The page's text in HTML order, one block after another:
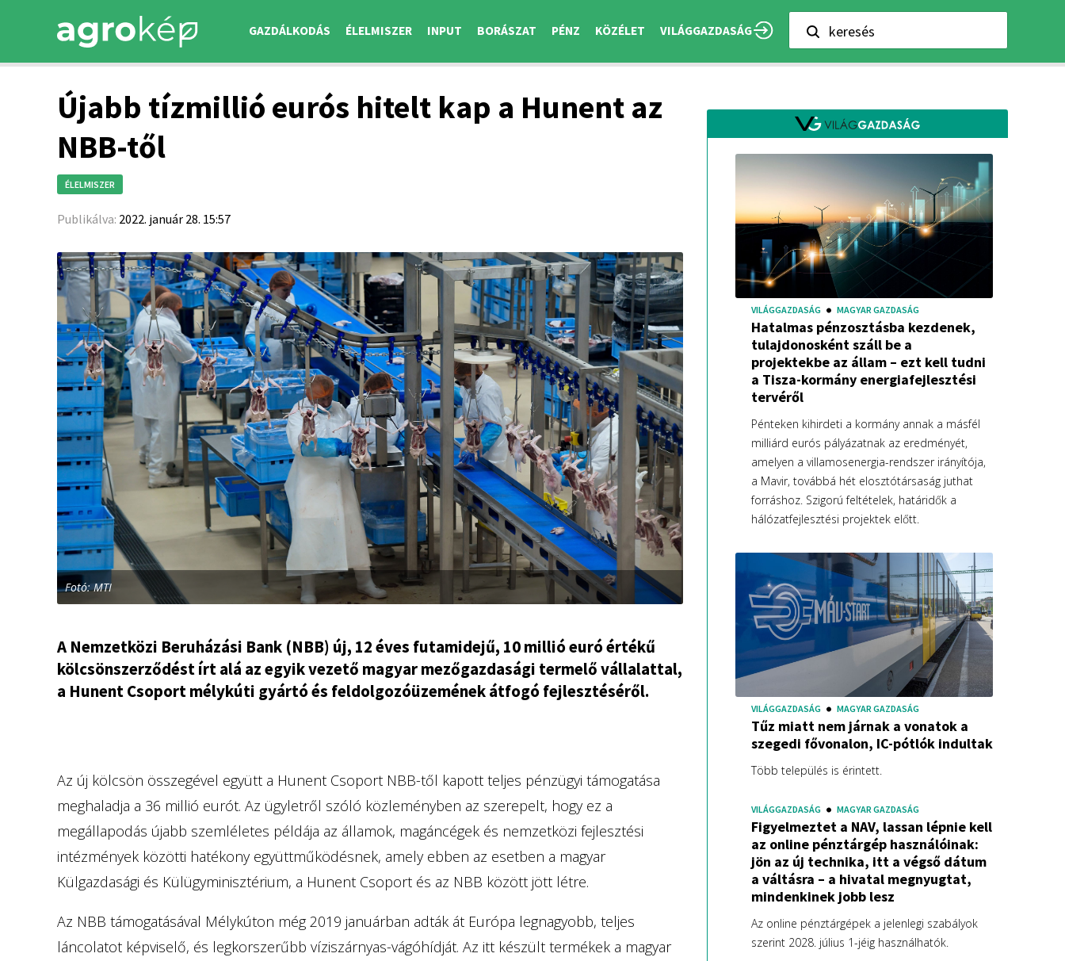
GAZDÁLKODÁS ÉLELMISZER INPUT BORÁSZAT PÉNZ KÖZÉLET VILÁGGAZDASÁG keresés
Újabb tízmillió eurós hitelt kap a Hunent az
NBB-től
ÉLELMISZER
Publikálva: 2022. január 28. 15:57
Fotó: MTI
A Nemzetközi Beruházási Bank (NBB) új, 12 éves futamidejű, 10 millió euró értékű
kölcsönszerződést írt alá az egyik vezető magyar mezőgazdasági termelő vállalattal,
a Hunent Csoport mélykúti gyártó és feldolgozóüzemének átfogó fejlesztéséről.
Az új kölcsön összegével együtt a Hunent Csoport NBB-től kapott teljes pénzügyi támogatása
meghaladja a 36 millió eurót. Az ügyletről szóló közleményben az szerepelt, hogy ez a
megállapodás újabb szemléletes példája az államok, magáncégek és nemzetközi fejlesztési
intézmények közötti hatékony együttműködésnek, amely ebben az esetben a magyar
Külgazdasági és Külügyminisztérium, a Hunent Csoport és az NBB között jött létre.
Az NBB támogatásával Mélykúton még 2019 januárban adták át Európa legnagyobb, teljes
láncolatot képviselő, és legkorszerűbb víziszárnyas-vágóhídját. Az itt készült termékek a magyar
VILÁGGAZDASÁG MAGYAR GAZDASÁG
Hatalmas pénzosztásba kezdenek,
tulajdonosként száll be a
projektekbe az állam – ezt kell tudni
a Tisza-kormány energiafejlesztési
tervéről
Pénteken kihirdeti a kormány annak a másfél
milliárd eurós pályázatnak az eredményét,
amelyen a villamosenergia-rendszer irányítója,
a Mavir, továbbá hét elosztótársaság juthat
forráshoz. Szigorú feltételek, határidők a
hálózatfejlesztési projektek előtt.
VILÁGGAZDASÁG MAGYAR GAZDASÁG
Tűz miatt nem járnak a vonatok a
szegedi fővonalon, IC-pótlók indultak
Több település is érintett.
VILÁGGAZDASÁG MAGYAR GAZDASÁG
Figyelmeztet a NAV, lassan lépnie kell
az online pénztárgép használóinak:
jön az új technika, itt a végső dátum
a váltásra – a hivatal megnyugtat,
mindenkinek jobb lesz
Az online pénztárgépek a jelenlegi szabályok
szerint 2028. július 1-jéig használhatók.